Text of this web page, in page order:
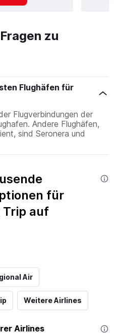
zu
Flughäfen für
Flugverbindungen der
Andere Flughäfen,
sind Seronera und
für
Trip auf
Air
Weitere Airlines
Airlines